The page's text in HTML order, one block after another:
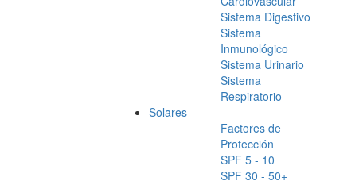
Sistema Digestivo
Sistema
Inmunológico
Sistema Urinario
Sistema
Respiratorio
Solares
Factores de
Protección
SPF 5 - 10
SPF 30 - 50+